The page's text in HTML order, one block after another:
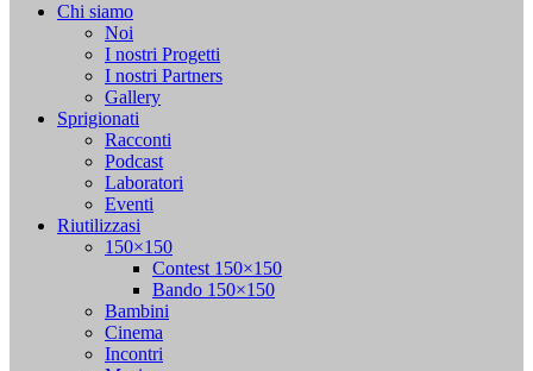
Chi siamo
Noi
I nostri Progetti
I nostri Partners
Gallery
Sprigionati
Racconti
Podcast
Laboratori
Eventi
Riutilizzasi
150×150
Contest 150×150
Bando 150×150
Bambini
Cinema
Incontri